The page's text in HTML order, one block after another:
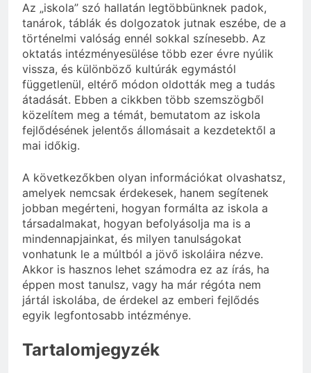
Az „iskola” szó hallatán legtöbbünknek padok,
tanárok, táblák és dolgozatok jutnak eszébe, de a
történelmi valóság ennél sokkal színesebb. Az
oktatás intézményesülése több ezer évre nyúlik
vissza, és különböző kultúrák egymástól
függetlenül, eltérő módon oldották meg a tudás
átadását. Ebben a cikkben több szemszögből
közelítem meg a témát, bemutatom az iskola
fejlődésének jelentős állomásait a kezdetektől a
mai időkig.
A következőkben olyan információkat olvashatsz,
amelyek nemcsak érdekesek, hanem segítenek
jobban megérteni, hogyan formálta az iskola a
társadalmakat, hogyan befolyásolja ma is a
mindennapjainkat, és milyen tanulságokat
vonhatunk le a múltból a jövő iskoláira nézve.
Akkor is hasznos lehet számodra ez az írás, ha
éppen most tanulsz, vagy ha már régóta nem
jártál iskolába, de érdekel az emberi fejlődés
egyik legfontosabb intézménye.
Tartalomjegyzék